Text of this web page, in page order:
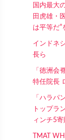
国内最大
田虎雄・
は平等だ”
インドネ
長ら
「徳洲会
特任院長
「ハラパ
トップラ
ィンチ5寄
TMAT